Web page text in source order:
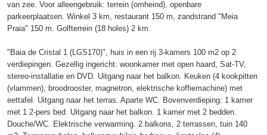
van zee. Voor alleengebruik: terrein (omheind), openbare
parkeerplaatsen. Winkel 3 km, restaurant 150 m, zandstrand "Meia
Praia" 150 m. Golfterrein (18 holes) 2 km.
"Baia de Cristal 1 (LGS170)", huis in een rij 3-kamers 100 m2 op 2
verdiepingen. Gezellig ingericht: woonkamer met open haard, Sat-TV,
stereo-installatie en DVD. Uitgang naar het balkon. Keuken (4 kookpitten
(vlammen), broodrooster, magnetron, elektrische koffiemachine) met
eettafel. Uitgang naar het terras. Aparte WC. Bovenverdieping: 1 kamer
met 1 2-pers bed. Uitgang naar het balkon. 1 kamer met 2 bedden.
Douche/WC. Elektrische verwarming. 2 balkons, 2 terrassen, tuin 140